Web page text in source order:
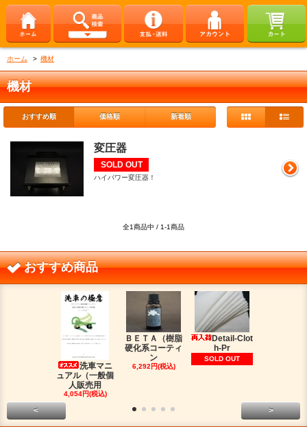
ホーム > 機材
機材
おすすめ順 価格順 新着順
変圧器
SOLD OUT
ハイパワー変圧器！
全1商品中 / 1-1商品
おすすめ商品
洗車マニ
ュアル（一般個
人販売用
4,054円(税込)
ＢＥＴＡ（樹脂
硬化系コーティ
ン
6,292円(税込)
Detail-Clot
h-Pr
SOLD OUT
< >